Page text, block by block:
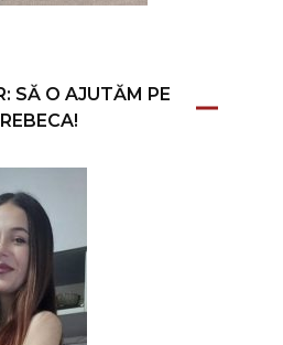
SĂ O AJUTĂM PE
REBECA!